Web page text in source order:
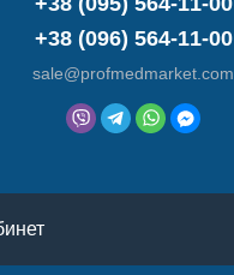
+38 (096) 564-11-00
sale@profmedmarket.com